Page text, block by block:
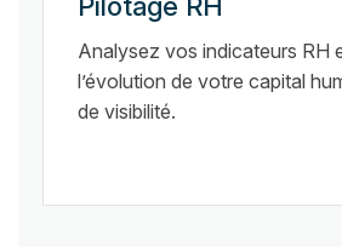
Analysez vos indicateurs RH
l’évolution de votre capital
de visibilité.